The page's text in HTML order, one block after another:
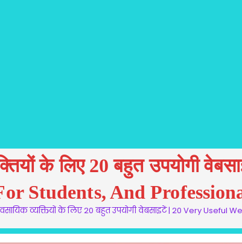
के लिए 20 बहुत उपयोगी
Students, And
व्यक्तियों के लिए 20 बहुत उपयोगी वेबसाइटें | 20 Very Useful